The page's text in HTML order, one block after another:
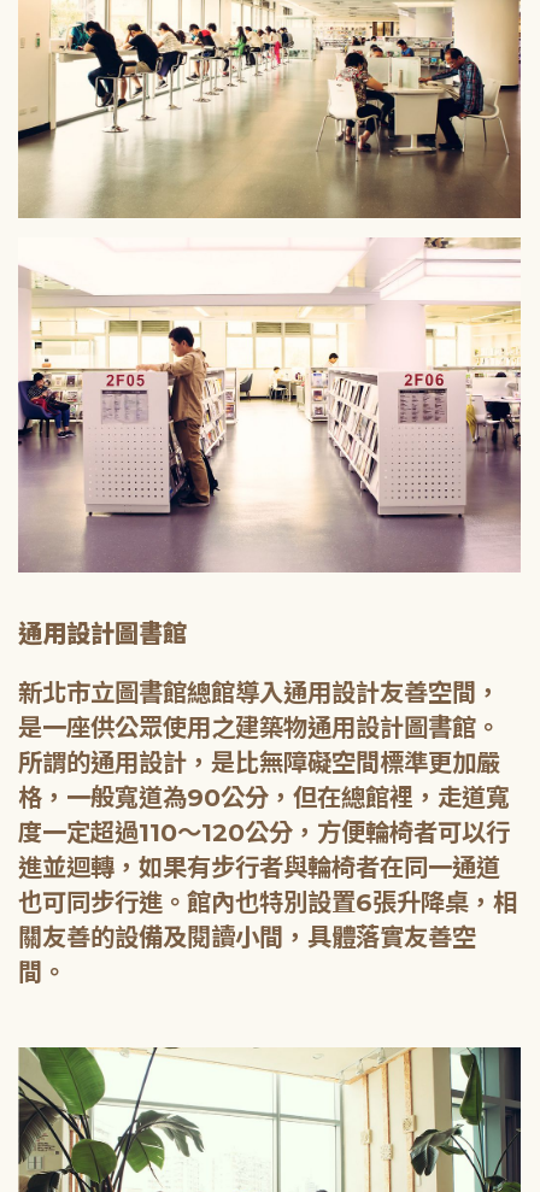
通用設計圖書館
新北市立圖書館總館導入通用設計友善空間，
是一座供公眾使用之建築物通用設計圖書館。
所謂的通用設計，是比無障礙空間標準更加嚴
格，一般寬道為90公分，但在總館裡，走道寬
度一定超過110～120公分，方便輪椅者可以行
進並迴轉，如果有步行者與輪椅者在同一通道
也可同步行進。館內也特別設置6張升降桌，相
關友善的設備及閱讀小間，具體落實友善空
間。